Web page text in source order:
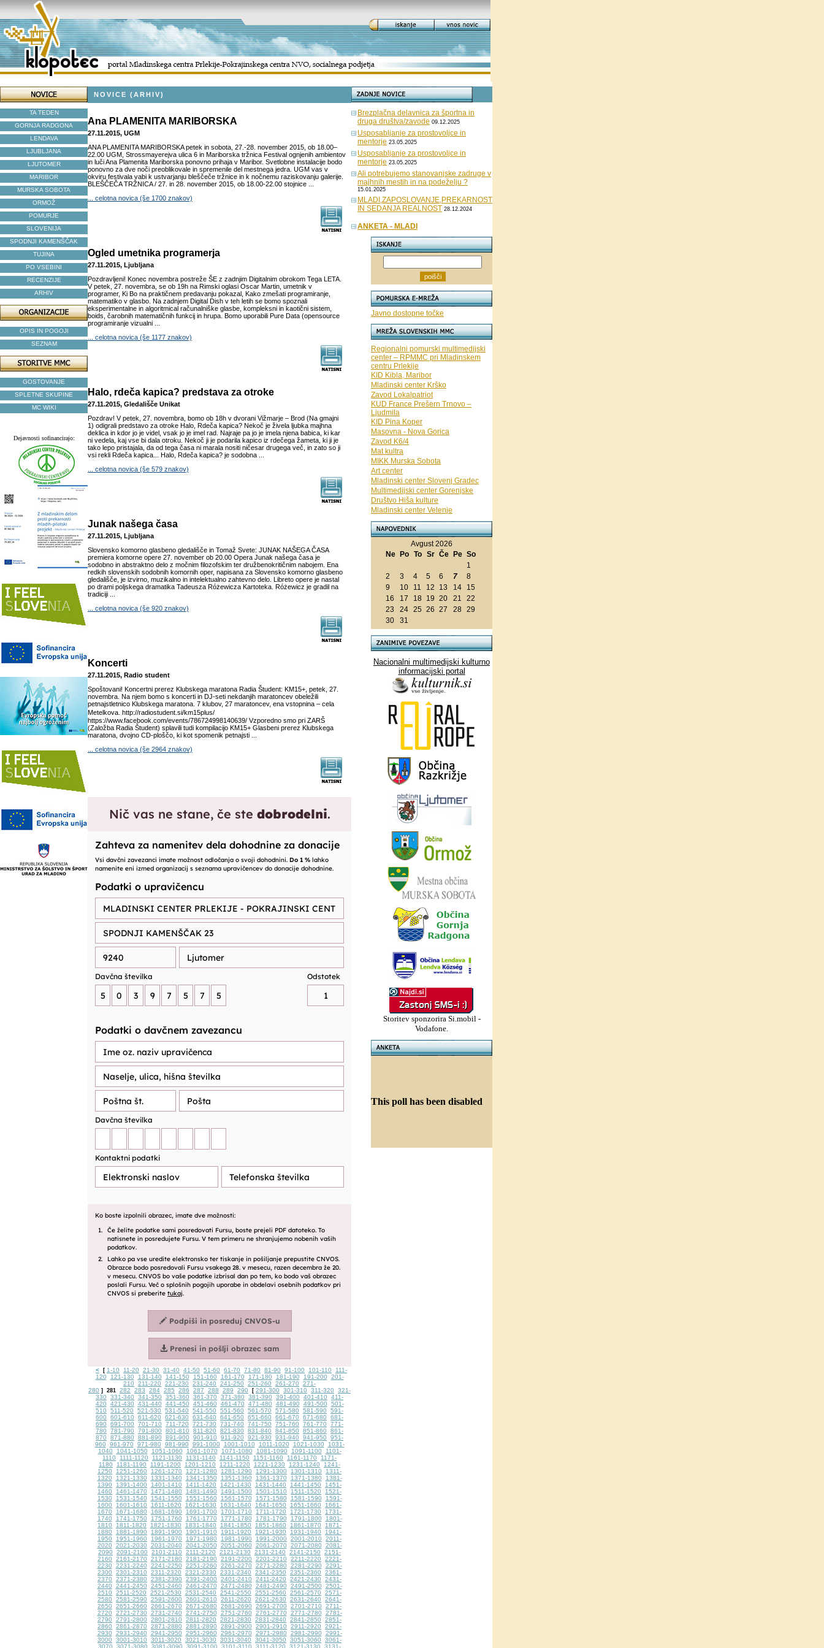
TA TEDEN
GORNJA RADGONA
LENDAVA
LJUBLJANA
LJUTOMER
MARIBOR
MURSKA SOBOTA
ORMOŽ
POMURJE
SLOVENIJA
SPODNJI KAMENŠČAK
TUJINA
PO VSEBINI
RECENZIJE
ARHIV
OPIS IN POGOJI
SEZNAM
GOSTOVANJE
SPLETNE SKUPINE
MC WIKI
Dejavnosti sofinancirajo:
NOVICE (ARHIV)
Ana PLAMENITA MARIBORSKA
27.11.2015, UGM
ANA PLAMENITA MARIBORSKA petek in sobota, 27.-28. november 2015, ob 18.00–
22.00 UGM, Strossmayerejva ulica 6 in Mariborska tržnica Festival ognjenih ambientov
in luči Ana Plamenita Mariborska ponovno prihaja v Maribor. Svetlobne instalacije bodo
ponovno za dve noči preoblikovale in spremenile del mestnega jedra. UGM vas v
okviru festivala vabi k ustvarjanju bleščeče tržnice in k nočnemu raziskovanju galerije.
BLEŠČEČA TRŽNICA / 27. in 28. november 2015, ob 18.00-22.00 stojnice ...
... celotna novica (še 1700 znakov)
Ogled umetnika programerja
27.11.2015, Ljubljana
Pozdravljeni! Konec novembra postreže ŠE z zadnjim Digitalnim obrokom Tega LETA.
V petek, 27. novembra, se ob 19h na Rimski oglasi Oscar Martin, umetnik v
programer, Ki Bo na praktičnem predavanju pokazal, Kako zmešati programiranje,
matematiko v glasbo. Na zadnjem Digital Dish v teh letih se bomo spoznali
eksperimentalne in algoritmical računalniške glasbe, kompleksni in kaotični sistem,
boids, čarobnih matematičnih funkcij in hrupa. Bomo uporabili Pure Data (opensource
programiranje vizualni ...
... celotna novica (še 1177 znakov)
Halo, rdeča kapica? predstava za otroke
27.11.2015, Gledališče Unikat
Pozdrav! V petek, 27. novembra, bomo ob 18h v dvorani Vižmarje – Brod (Na gmajni
1) odigrali predstavo za otroke Halo, Rdeča kapica? Nekoč je živela ljubka majhna
deklica in kdor jo je videl, vsak jo je imel rad. Najraje pa jo je imela njena babica, ki kar
ni vedela, kaj vse bi dala otroku. Nekoč ji je podarila kapico iz rdečega žameta, ki ji je
tako lepo pristajala, da od tega časa ni marala nositi ničesar drugega več, in zato so ji
vsi rekli Rdeča kapica... Halo, Rdeča kapica? je sodobna ...
... celotna novica (še 579 znakov)
Junak našega časa
27.11.2015, Ljubljana
Slovensko komorno glasbeno gledališče in Tomaž Svete: JUNAK NAŠEGA ČASA
premiera komorne opere 27. november ob 20.00 Opera Junak našega časa je
sodobno in abstraktno delo z močnim filozofskim ter družbenokritičnim nabojem. Ena
redkih slovenskih sodobnih komornih oper, napisana za Slovensko komorno glasbeno
gledališče, je izvirno, muzikalno in intelektualno zahtevno delo. Libreto opere je nastal
po drami poljskega dramatika Tadeusza Różewicza Kartoteka. Różewicz je gradil na
tradiciji ...
... celotna novica (še 920 znakov)
Koncerti
27.11.2015, Radio student
Spoštovani! Koncertni prerez Klubskega maratona Radia Študent: KM15+, petek, 27.
novembra. Na njem bomo s koncerti in DJ-seti nekdanjih maratoncev obeležili
petnajstletnico Klubskega maratona. 7 klubov, 27 maratoncev, ena vstopnina – cela
Metelkova. http://radiostudent.si/km15plus/
https://www.facebook.com/events/786724998140639/ Vzporedno smo pri ZARŠ
(Založba Radia Študent) splavili tudi kompilacijo KM15+ Glasbeni prerez Klubskega
maratona, dvojno CD-ploščo, ki kot spomenik petnajsti ...
... celotna novica (še 2964 znakov)
< [ 1-10 11-20 21-30 31-40 41-50 51-60 61-70 71-80 81-90 91-100 101-110
111-
120
121-130 131-140 141-150 151-160 161-170 171-180 181-190 191-200
201-
210
211-220 221-230 231-240 241-250 251-260 261-270
271-
280 ] 281 282 283 284 285 286 287 288 289 290 [ 291-300 301-310 311-320
321-
330
331-340 341-350 351-360 361-370 371-380 381-390 391-400 401-410
411-
420
421-430 431-440 441-450 451-460 461-470 471-480 481-490 491-500
501-
510
511-520 521-530 531-540 541-550 551-560 561-570 571-580 581-590
591-
600
601-610 611-620 621-630 631-640 641-650 651-660 661-670 671-680
681-
690
691-700 701-710 711-720 721-730 731-740 741-750 751-760 761-770
771-
780
781-790 791-800 801-810 811-820 821-830 831-840 841-850 851-860
861-
870
871-880 881-890 891-900 901-910 911-920 921-930 931-940 941-950
951-
960
961-970 971-980 981-990 991-1000 1001-1010 1011-1020 1021-1030
1031-
1040
1041-1050 1051-1060 1061-1070 1071-1080 1081-1090 1091-1100
1101-
1110
1111-1120 1121-1130 1131-1140 1141-1150 1151-1160 1161-1170
1171-
1180
1181-1190 1191-1200 1201-1210 1211-1220 1221-1230 1231-1240
1241-
1250
1251-1260 1261-1270 1271-1280 1281-1290 1291-1300 1301-1310
1311-
1320
1321-1330 1331-1340 1341-1350 1351-1360 1361-1370 1371-1380
1381-
1390
1391-1400 1401-1410 1411-1420 1421-1430 1431-1440 1441-1450
1451-
1460
1461-1470 1471-1480 1481-1490 1491-1500 1501-1510 1511-1520
1521-
1530
1531-1540 1541-1550 1551-1560 1561-1570 1571-1580 1581-1590
1591-
1600
1601-1610 1611-1620 1621-1630 1631-1640 1641-1650 1651-1660
1661-
1670
1671-1680 1681-1690 1691-1700 1701-1710 1711-1720 1721-1730
1731-
1740
1741-1750 1751-1760 1761-1770 1771-1780 1781-1790 1791-1800
1801-
1810
1811-1820 1821-1830 1831-1840 1841-1850 1851-1860 1861-1870
1871-
1880
1881-1890 1891-1900 1901-1910 1911-1920 1921-1930 1931-1940
1941-
1950
1951-1960 1961-1970 1971-1980 1981-1990 1991-2000 2001-2010
2011-
2020
2021-2030 2031-2040 2041-2050 2051-2060 2061-2070 2071-2080
2081-
2090
2091-2100 2101-2110 2111-2120 2121-2130 2131-2140 2141-2150
2151-
2160
2161-2170 2171-2180 2181-2190 2191-2200 2201-2210 2211-2220
2221-
2230
2231-2240 2241-2250 2251-2260 2261-2270 2271-2280 2281-2290
2291-
2300
2301-2310 2311-2320 2321-2330 2331-2340 2341-2350 2351-2360
2361-
2370
2371-2380 2381-2390 2391-2400 2401-2410 2411-2420 2421-2430
2431-
2440
2441-2450 2451-2460 2461-2470 2471-2480 2481-2490 2491-2500
2501-
2510
2511-2520 2521-2530 2531-2540 2541-2550 2551-2560 2561-2570
2571-
2580
2581-2590 2591-2600 2601-2610 2611-2620 2621-2630 2631-2640
2641-
2650
2651-2660 2661-2670 2671-2680 2681-2690 2691-2700 2701-2710
2711-
2720
2721-2730 2731-2740 2741-2750 2751-2760 2761-2770 2771-2780
2781-
2790
2791-2800 2801-2810 2811-2820 2821-2830 2831-2840 2841-2850
2851-
2860
2861-2870 2871-2880 2881-2890 2891-2900 2901-2910 2911-2920
2921-
2930
2931-2940 2941-2950 2951-2960 2961-2970 2971-2980 2981-2990
2991-
3000
3001-3010 3011-3020 3021-3030 3031-3040 3041-3050 3051-3060
3061-
3070
3071-3080 3081-3090 3091-3100 3101-3110 3111-3120 3121-3130 3131-
Brezplačna delavnica za športna in
druga društva/zavode 09.12.2025
Usposabljanje za prostovoljce in
mentorje 23.05.2025
Usposabljanje za prostovoljce in
mentorje 23.05.2025
Ali potrebujemo stanovanjske zadruge v
majhnih mestih in na podeželju ?
15.01.2025
MLADI,ZAPOSLOVANJE,PREKARNOST
IN SEDANJA REALNOST 28.12.2024
ANKETA - MLADI
Javno dostopne točke
Regionalni pomurski multimedijski
center – RPMMC pri Mladinskem
centru Prlekije
KID Kibla, Maribor
Mladinski center Krško
Zavod Lokalpatriot
KUD France Prešern Trnovo –
Ljudmila
KID Pina Koper
Masovna - Nova Gorica
Zavod K6/4
Mat kultra
MIKK Murska Sobota
Art center
Mladinski center Slovenj Gradec
Multimedijski center Gorenjske
Društvo Hiša kulture
Mladinski center Velenje
Avgust 2026
Ne
Po To Sr Če Pe So
1
2
3 4 5 6 7
8
9
10 11 12 13 14
15
16
17 18 19 20 21
22
23
24 25 26 27 28 29
30
31
Nacionalni multimedijski kulturno
informacijski portal
Storitev sponzorira Si.mobil -
Vodafone.
This poll has been disabled